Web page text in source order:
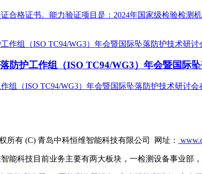
合格证书。能力验证项目是：2024年国家级检验检测
防护工作组（ISO TC94/WG3）年会暨国际
组（ISO TC94/WG3）年会暨国际坠落防护技术研讨
所有 (C) 青岛中科恒维智能科技有限公司 网址：
能科技目前业务主要有两大板块，一检测设备事业部